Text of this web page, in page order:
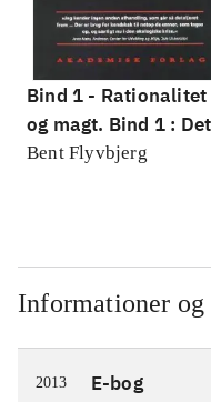
Bind 1 - Rationalitet
og magt. Bind 1 : Det
konkretes videnskab
Bent Flyvbjerg
Informationer og
2013 E-bog